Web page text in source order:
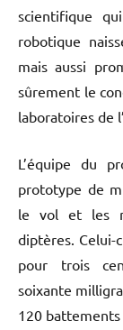
scientifique
robotique
mais aussi
sûrement le
laboratoires de
L’équipe du
prototype de
le vol et les
diptères.
pour trois
soixante
120 battements